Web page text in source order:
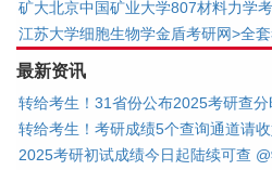
矿大北京中国矿业大学807材料力学
江苏大学细胞生物学金盾考研网>全
最新资讯
转给考生！31省份公布2025考研查分
转给考生！考研成绩5个查询通道请
2025考研初试成绩今日起陆续可查 @